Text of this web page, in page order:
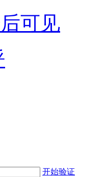
可见
开始验证